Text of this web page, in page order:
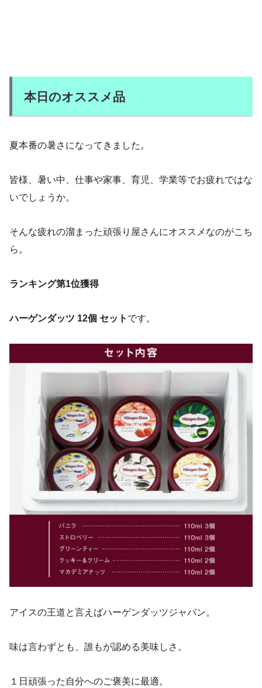
本日のオススメ品
夏本番の暑さになってきました。
皆様、暑い中、仕事や家事、育児、学業等でお疲れではな
いでしょうか。
そんな疲れの溜まった頑張り屋さんにオススメなのがこち
ら。
ランキング第1位獲得
ハーゲンダッツ 12個 セット です。
アイスの王道と言えばハーゲンダッツジャパン。
味は言わずとも、誰もが認める美味しさ。
１日頑張った自分へのご褒美に最適。